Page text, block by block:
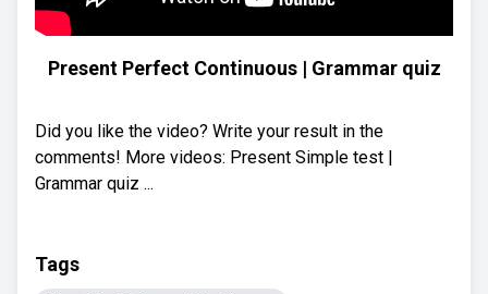
Present Perfect Continuous | Grammar quiz
Did you like the video? Write your result in the
comments! More videos: Present Simple test |
Grammar quiz ...
Tags